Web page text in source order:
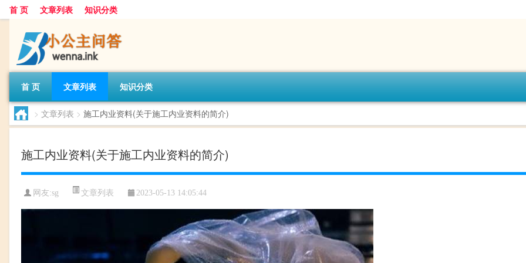
首 页 文章列表 知识分类
首 页 文章列表 知识分类
> 文章列表 > 施工内业资料(关于施工内业资料的简介)
施工内业资料(关于施工内业资料的简介)
网友:sg 文章列表 2023-05-13 14:05:44